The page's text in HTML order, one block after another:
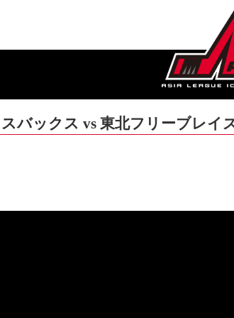
バックス vs 東北フリーブレイ